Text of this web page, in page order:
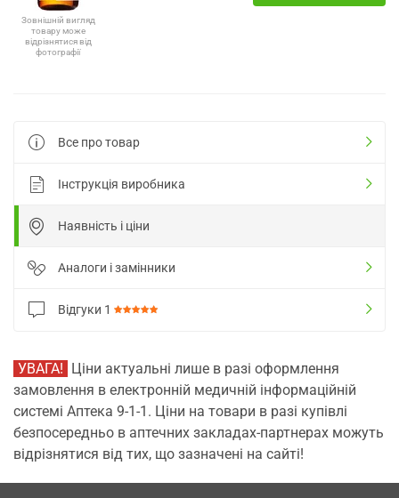
Зовнішній вигляд
товару може
відрізнятися від
фотографії
Все про товар
Інструкція виробника
Наявність і ціни
Аналоги і замінники
Відгуки 1
УВАГА! Ціни актуальні лише в разі оформлення
замовлення в електронній медичній інформаційній
системі Аптека 9-1-1. Ціни на товари в разі купівлі
безпосередньо в аптечних закладах-партнерах можуть
відрізнятися від тих, що зазначені на сайті!